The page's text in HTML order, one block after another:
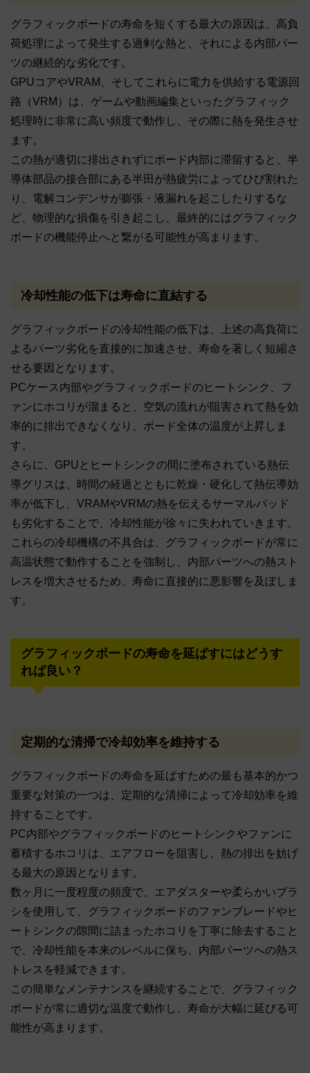
グラフィックボードの寿命を短くする最大の原因は、高負
荷処理によって発生する過剰な熱と、それによる内部パー
ツの継続的な劣化です。
GPUコアやVRAM、そしてこれらに電力を供給する電源回
路（VRM）は、ゲームや動画編集といったグラフィック
処理時に非常に高い頻度で動作し、その際に熱を発生させ
ます。
この熱が適切に排出されずにボード内部に滞留すると、半
導体部品の接合部にある半田が熱疲労によってひび割れた
り、電解コンデンサが膨張・液漏れを起こしたりするな
ど、物理的な損傷を引き起こし、最終的にはグラフィック
ボードの機能停止へと繋がる可能性が高まります。
冷却性能の低下は寿命に直結する
グラフィックボードの冷却性能の低下は、上述の高負荷に
よるパーツ劣化を直接的に加速させ、寿命を著しく短縮さ
せる要因となります。
PCケース内部やグラフィックボードのヒートシンク、フ
ァンにホコリが溜まると、空気の流れが阻害されて熱を効
率的に排出できなくなり、ボード全体の温度が上昇しま
す。
さらに、GPUとヒートシンクの間に塗布されている熱伝
導グリスは、時間の経過とともに乾燥・硬化して熱伝導効
率が低下し、VRAMやVRMの熱を伝えるサーマルパッド
も劣化することで、冷却性能が徐々に失われていきます。
これらの冷却機構の不具合は、グラフィックボードが常に
高温状態で動作することを強制し、内部パーツへの熱スト
レスを増大させるため、寿命に直接的に悪影響を及ぼしま
す。
グラフィックボードの寿命を延ばすにはどうす
れば良い？
定期的な清掃で冷却効率を維持する
グラフィックボードの寿命を延ばすための最も基本的かつ
重要な対策の一つは、定期的な清掃によって冷却効率を維
持することです。
PC内部やグラフィックボードのヒートシンクやファンに
蓄積するホコリは、エアフローを阻害し、熱の排出を妨げ
る最大の原因となります。
数ヶ月に一度程度の頻度で、エアダスターや柔らかいブラ
シを使用して、グラフィックボードのファンブレードやヒ
ートシンクの隙間に詰まったホコリを丁寧に除去すること
で、冷却性能を本来のレベルに保ち、内部パーツへの熱ス
トレスを軽減できます。
この簡単なメンテナンスを継続することで、グラフィック
ボードが常に適切な温度で動作し、寿命が大幅に延びる可
能性が高まります。